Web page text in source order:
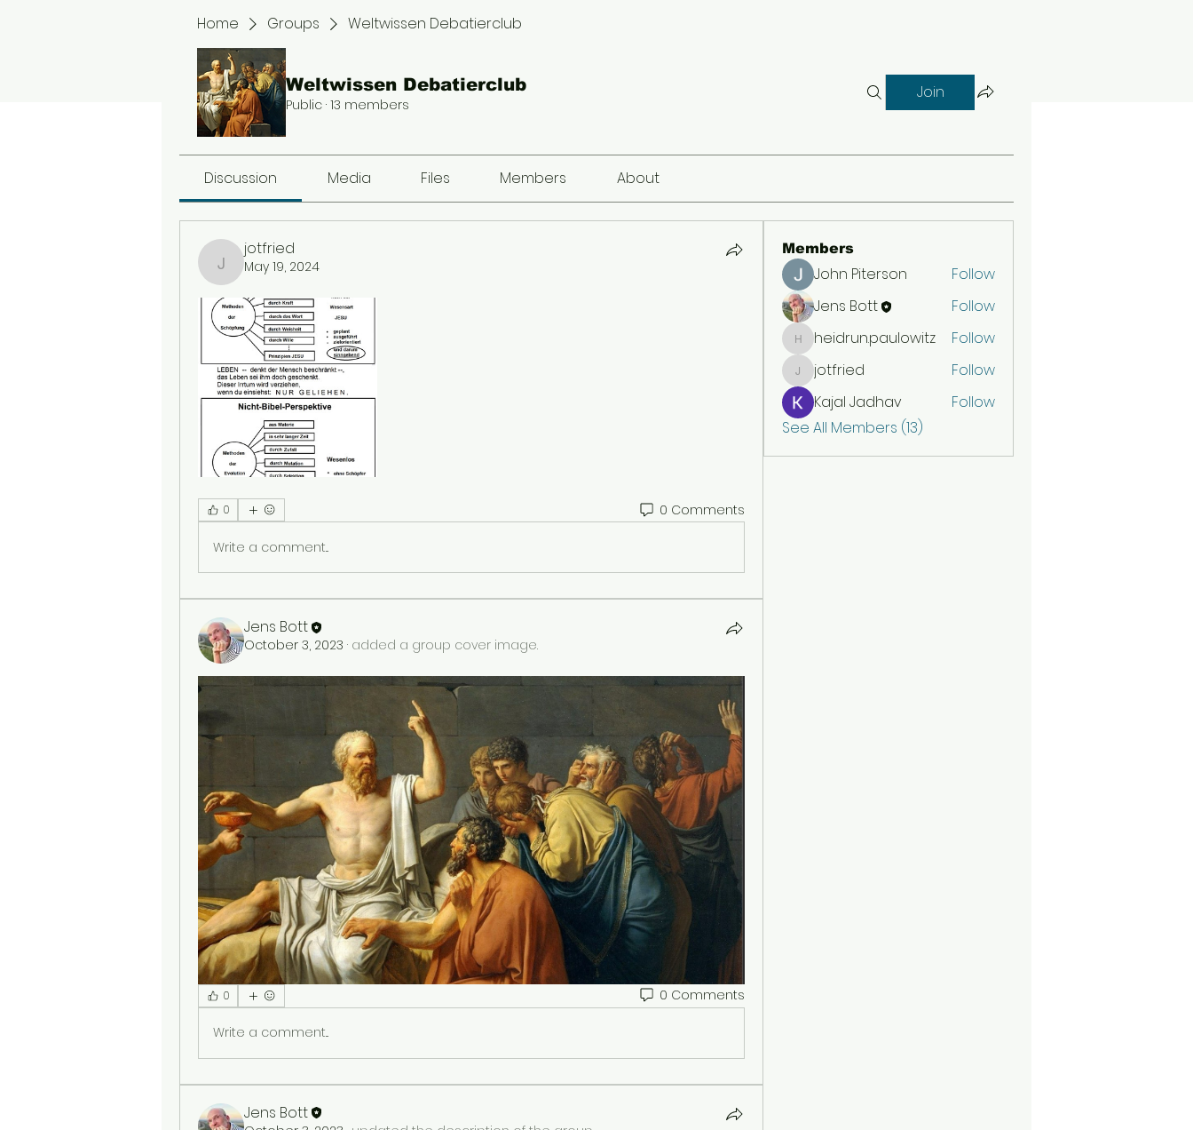
Home Groups Weltwissen Debatierclub
Weltwissen Debatierclub
Public · 13 members
Join
Discussion Media Files Members About
jotfried
jotfried
May 19, 2024
0 0 Comments
Write a comment...
Jens Bott
October 3, 2023 · added a group cover image.
0 0 Comments
Write a comment...
Jens Bott
Members
John Piterson
Follow
Jens Bott
Follow
heidrun.paulowitz
heidrun.paulowitz Follow
jotfriedjotfried
Follow
Kajal Jadhav
Follow
See All Members (13)